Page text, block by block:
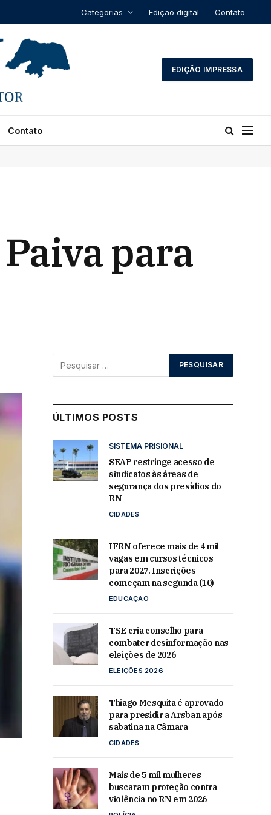
Categorias Edição digital Contato
EDIÇÃO IMPRESSA
Contato
para
ÚLTIMOS POSTS
SISTEMA PRISIONAL
SEAP restringe acesso de
sindicatos às áreas de
segurança dos presídios do
RN
CIDADES
IFRN oferece mais de 4 mil
vagas em cursos técnicos
para 2027. Inscrições
começam na segunda (10)
EDUCAÇÃO
TSE cria conselho para
combater desinformação nas
eleições de 2026
ELEIÇÕES 2026
Thiago Mesquita é aprovado
para presidir a Arsban após
sabatina na Câmara
CIDADES
Mais de 5 mil mulheres
buscaram proteção contra
violência no RN em 2026